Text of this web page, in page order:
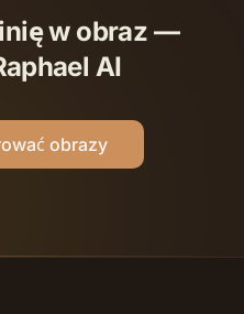
w obraz —
AI
obrazy